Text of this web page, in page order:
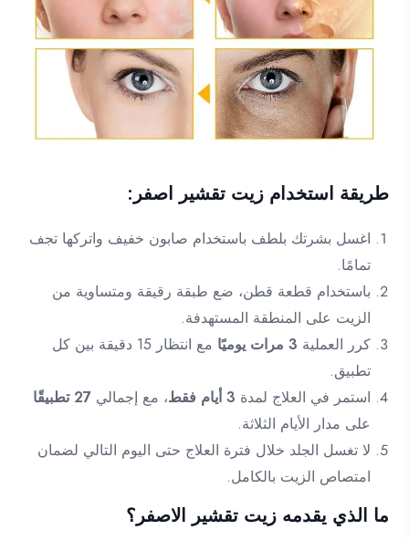
طريقة استخدام زيت تقشير اصفر:
اغسل بشرتك بلطف باستخدام صابون خفيف واتركها تجف
تمامًا.
باستخدام قطعة قطن، ضع طبقة رقيقة ومتساوية من
الزيت على المنطقة المستهدفة.
كرر العملية 3 مرات يوميًا
مع انتظار 15 دقيقة بين كل
تطبيق.
استمر في العلاج لمدة 3 أيام فقط ، مع إجمالي27 تطبيقًا
على مدار الأيام الثلاثة.
لا تغسل الجلد خلال فترة العلاج حتى اليوم التالي لضمان
امتصاص الزيت بالكامل.
ما الذي يقدمه زيت تقشير الاصفر؟